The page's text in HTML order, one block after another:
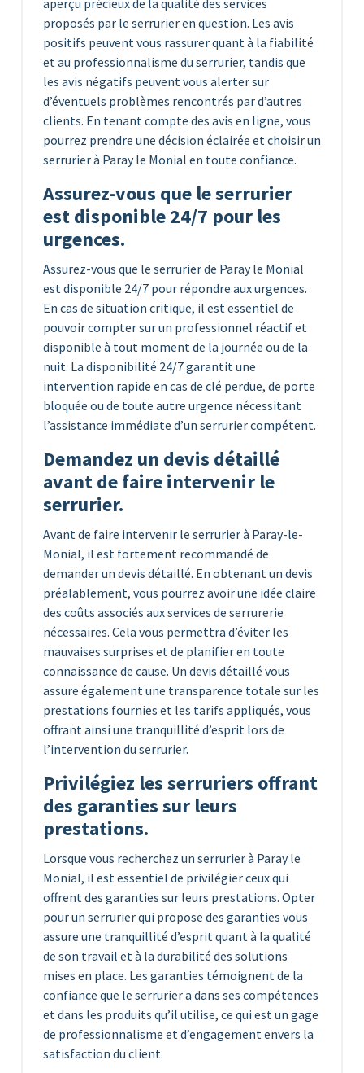
proposés par le serrurier en question. Les avis
positifs peuvent vous rassurer quant à la fiabilité
et au professionnalisme du serrurier, tandis que
les avis négatifs peuvent vous alerter sur
d’éventuels problèmes rencontrés par d’autres
clients. En tenant compte des avis en ligne, vous
pourrez prendre une décision éclairée et choisir un
serrurier à Paray le Monial en toute confiance.
Assurez-vous que le serrurier
est disponible 24/7 pour les
urgences.
Assurez-vous que le serrurier de Paray le Monial
est disponible 24/7 pour répondre aux urgences.
En cas de situation critique, il est essentiel de
pouvoir compter sur un professionnel réactif et
disponible à tout moment de la journée ou de la
nuit. La disponibilité 24/7 garantit une
intervention rapide en cas de clé perdue, de porte
bloquée ou de toute autre urgence nécessitant
l’assistance immédiate d’un serrurier compétent.
Demandez un devis détaillé
avant de faire intervenir le
serrurier.
Avant de faire intervenir le serrurier à Paray-le-
Monial, il est fortement recommandé de
demander un devis détaillé. En obtenant un devis
préalablement, vous pourrez avoir une idée claire
des coûts associés aux services de serrurerie
nécessaires. Cela vous permettra d’éviter les
mauvaises surprises et de planifier en toute
connaissance de cause. Un devis détaillé vous
assure également une transparence totale sur les
prestations fournies et les tarifs appliqués, vous
offrant ainsi une tranquillité d’esprit lors de
l’intervention du serrurier.
Privilégiez les serruriers offrant
des garanties sur leurs
prestations.
Lorsque vous recherchez un serrurier à Paray le
Monial, il est essentiel de privilégier ceux qui
offrent des garanties sur leurs prestations. Opter
pour un serrurier qui propose des garanties vous
assure une tranquillité d’esprit quant à la qualité
de son travail et à la durabilité des solutions
mises en place. Les garanties témoignent de la
confiance que le serrurier a dans ses compétences
et dans les produits qu’il utilise, ce qui est un gage
de professionnalisme et d’engagement envers la
satisfaction du client.